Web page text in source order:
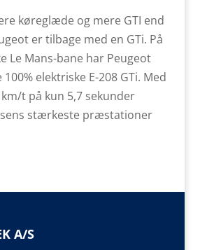
køreglæde og mere GTI end
er tilbage med en GTi. På
Le Mans-bane har Peugeot
elektriske E-208 GTi. Med
t på kun 5,7 sekunder
stærkeste præstationer
A/S